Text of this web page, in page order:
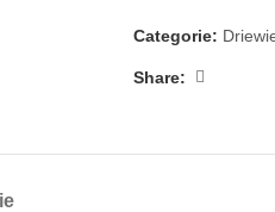
Categorie:
Share: